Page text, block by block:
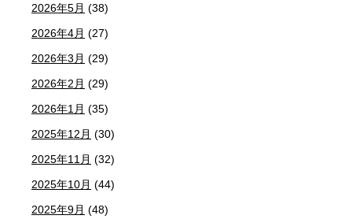
2026年5月 (38)
2026年4月 (27)
2026年3月 (29)
2026年2月 (29)
2026年1月 (35)
2025年12月 (30)
2025年11月 (32)
2025年10月 (44)
2025年9月 (48)